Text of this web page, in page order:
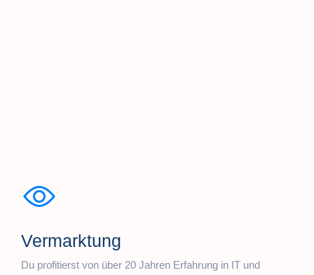
Vermarktung
Du profitierst von über 20 Jahren Erfahrung in IT und